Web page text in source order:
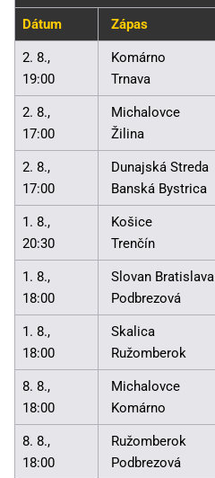
Dátum Zápas
2. 8.,
19:00
Komárno
Trnava
2. 8.,
17:00
Michalovce
Žilina
2. 8.,
17:00
Dunajská Streda
Banská Bystrica
1. 8.,
20:30
Košice
Trenčín
1. 8.,
18:00
Slovan Bratislava
Podbrezová
1. 8.,
18:00
Skalica
Ružomberok
8. 8.,
18:00
Michalovce
Komárno
8. 8.,
18:00
Ružomberok
Podbrezová